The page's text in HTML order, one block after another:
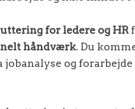
for ledere og HR
håndværk. Du
og